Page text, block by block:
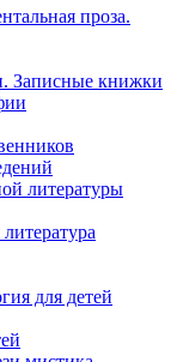
проза.
Записные книжки
литературы
для детей